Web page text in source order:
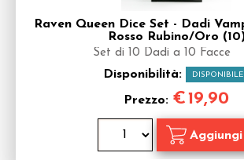
Raven Queen Dice Set - Dadi
Rosso Rubino/Oro
Set di 10 Dadi a 10 Facce
Disponibilità: DISPONIBILE
Prezzo: €19,90